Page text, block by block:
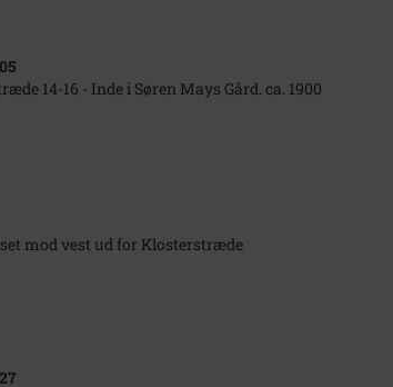
14-16 - Inde i Søren Mays Gård. ca. 1900
mod vest ud for Klosterstræde